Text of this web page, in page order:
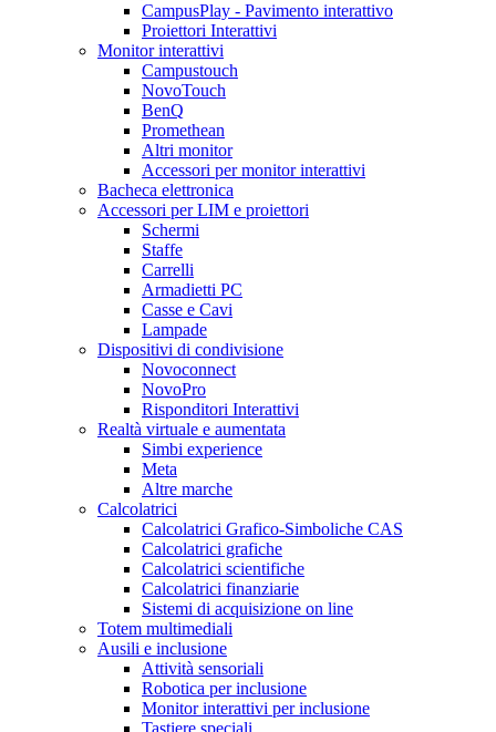
CampusPlay - Pavimento interattivo
Proiettori Interattivi
Monitor interattivi
Campustouch
NovoTouch
BenQ
Promethean
Altri monitor
Accessori per monitor interattivi
Bacheca elettronica
Accessori per LIM e proiettori
Schermi
Staffe
Carrelli
Armadietti PC
Casse e Cavi
Lampade
Dispositivi di condivisione
Novoconnect
NovoPro
Risponditori Interattivi
Realtà virtuale e aumentata
Simbi experience
Meta
Altre marche
Calcolatrici
Calcolatrici Grafico-Simboliche CAS
Calcolatrici grafiche
Calcolatrici scientifiche
Calcolatrici finanziarie
Sistemi di acquisizione on line
Totem multimediali
Ausili e inclusione
Attività sensoriali
Robotica per inclusione
Monitor interattivi per inclusione
Tastiere speciali